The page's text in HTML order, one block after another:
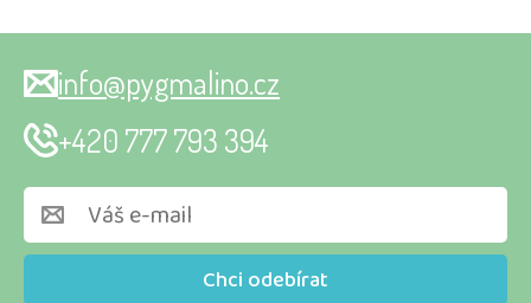
Chci odebírat
info@pygmalino.cz
+420 777 793 394